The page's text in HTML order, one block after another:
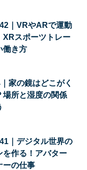
｜VRやARで運動
XRスポーツトレー
働き方
家の鏡はどこがく
場所と湿度の関係
｜デジタル世界の
を作る！アバター
ーの仕事